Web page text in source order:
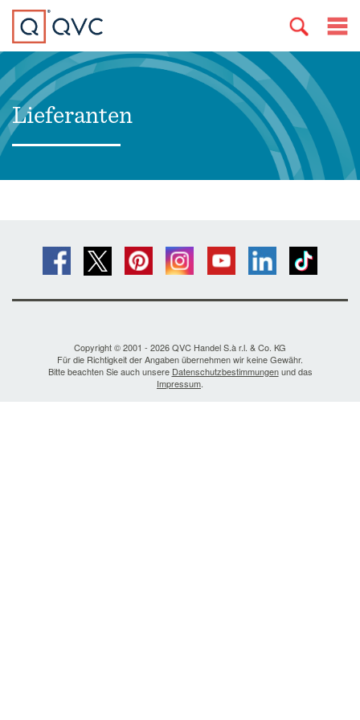
Lieferanten
Copyright © 2001 - 2026 QVC Handel S.à r.l. & Co. KG
Für die Richtigkeit der Angaben übernehmen wir keine Gewähr.
Bitte beachten Sie auch unsere Datenschutzbestimmungenund das
Impressum.